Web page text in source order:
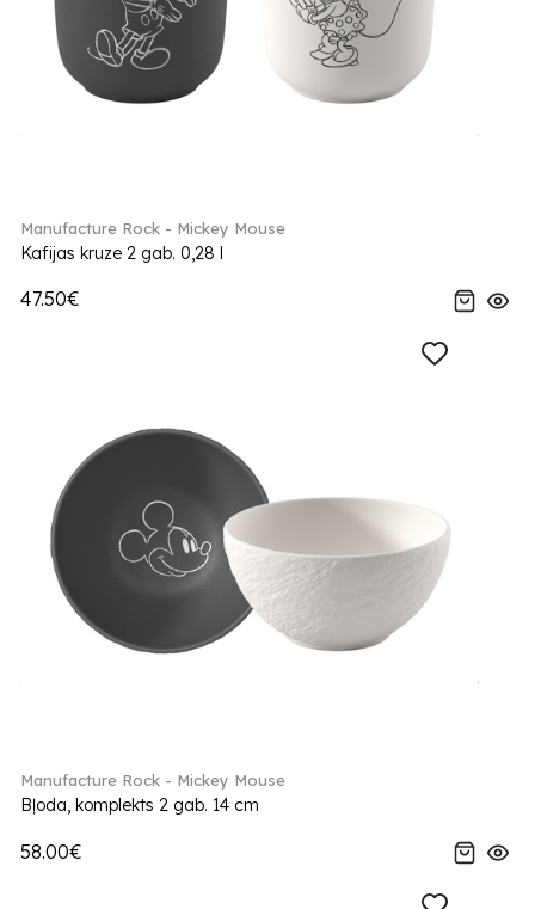
Manufacture Rock - Mickey Mouse
Kafijas kruze 2 gab. 0,28 l
47.50€
Manufacture Rock - Mickey Mouse
Bļoda, komplekts 2 gab. 14 cm
58.00€